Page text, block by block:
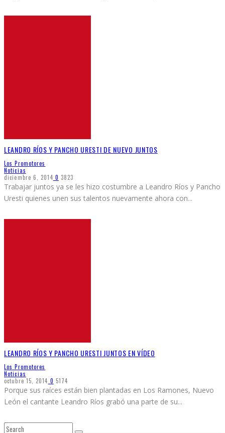
LEANDRO RÍOS Y PANCHO URESTI DE NUEVO JUNTOS
Los Promotores
Noticias
diciembre 6, 2014 0 3823
Trabajar juntos ya se les hizo costumbre a Leandro Ríos y Pancho
Uresti quienes unen sus talentos nuevamente ahora con...
LEANDRO RÍOS Y PANCHO URESTI JUNTOS EN VÍDEO
Los Promotores
Noticias
octubre 15, 2014 0 5174
Porque sus raíces están bien plantadas en Los Ramones, Nuevo
León el cantante Leandro Ríos grabó una parte de su...